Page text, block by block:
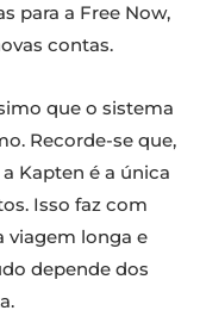
para a Free Now,
contas.
que o sistema
Recorde-se que,
Kapten é a única
Isso faz com
viagem longa e
depende dos